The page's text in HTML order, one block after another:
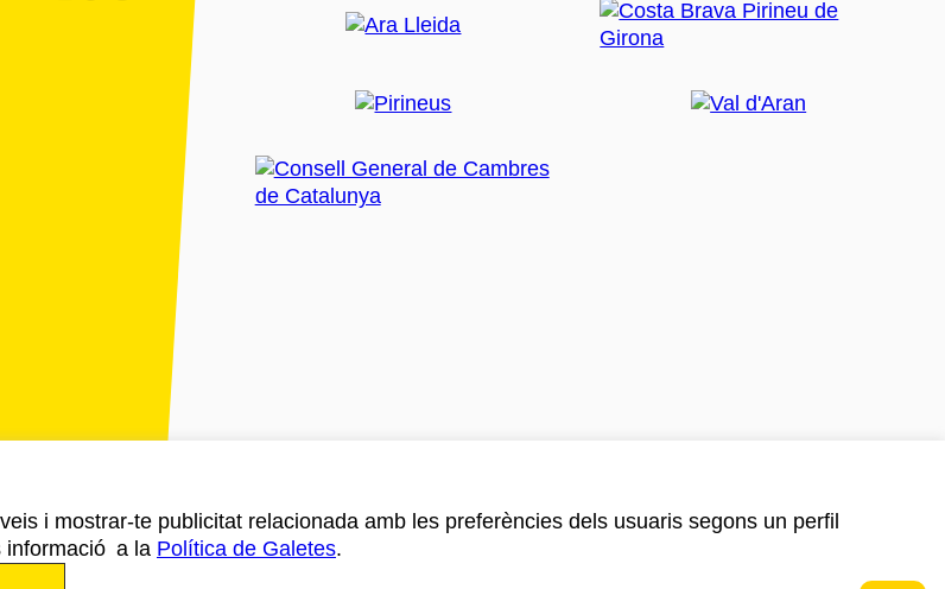
i mostrar-te publicitat relacionada amb les preferències dels usuaris segons un perfil
informació a la Política de Galetes.